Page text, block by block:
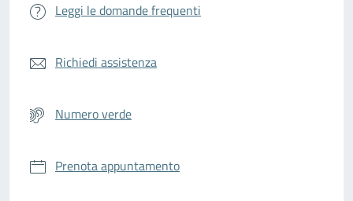
Leggi le domande frequenti
Richiedi assistenza
Numero verde
Prenota appuntamento